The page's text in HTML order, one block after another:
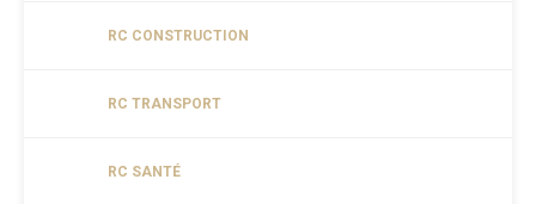
RC CONSTRUCTION
RC TRANSPORT
RC SANTÉ